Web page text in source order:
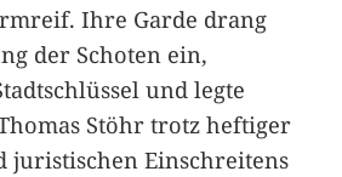
Ihre Garde drang
der Schoten ein,
und legte
Stöhr trotz heftiger
juristischen Einschreitens